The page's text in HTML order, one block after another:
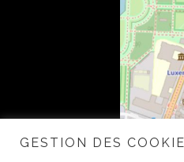
GESTION DES